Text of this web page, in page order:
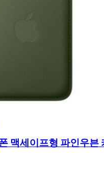
맥세이프형 파인우븐